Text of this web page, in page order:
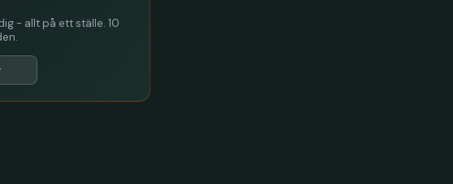
- allt på ett ställe. 10